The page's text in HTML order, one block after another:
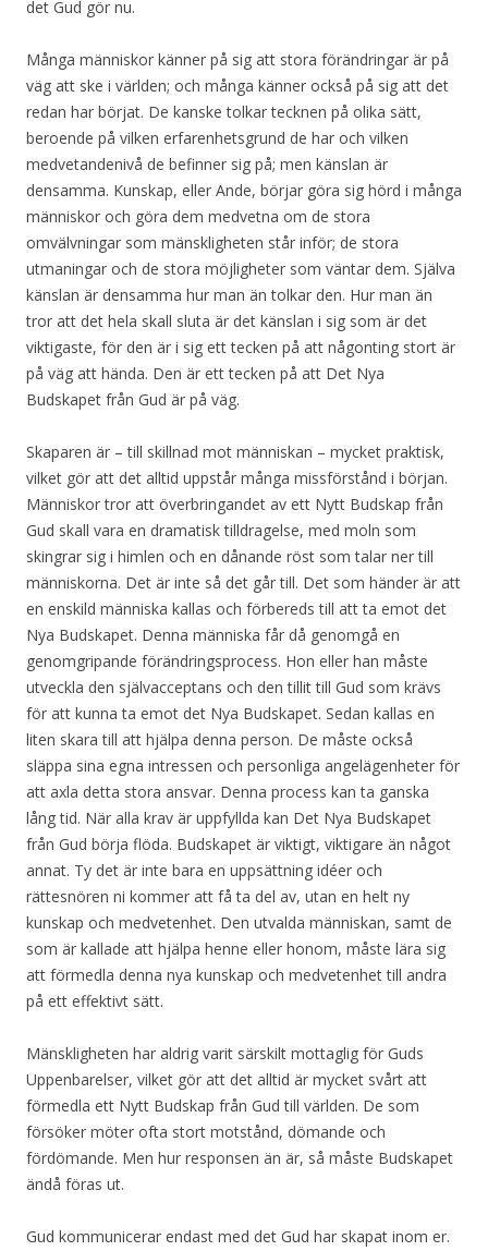
det Gud gör nu.
Många människor känner på sig att stora förändringar är på
väg att ske i världen; och många känner också på sig att det
redan har börjat. De kanske tolkar tecknen på olika sätt,
beroende på vilken erfarenhetsgrund de har och vilken
medvetandenivå de befinner sig på; men känslan är
densamma. Kunskap, eller Ande, börjar göra sig hörd i många
människor och göra dem medvetna om de stora
omvälvningar som mänskligheten står inför; de stora
utmaningar och de stora möjligheter som väntar dem. Själva
känslan är densamma hur man än tolkar den. Hur man än
tror att det hela skall sluta är det känslan i sig som är det
viktigaste, för den är i sig ett tecken på att någonting stort är
på väg att hända. Den är ett tecken på att Det Nya
Budskapet från Gud är på väg.
Skaparen är – till skillnad mot människan – mycket praktisk,
vilket gör att det alltid uppstår många missförstånd i början.
Människor tror att överbringandet av ett Nytt Budskap från
Gud skall vara en dramatisk tilldragelse, med moln som
skingrar sig i himlen och en dånande röst som talar ner till
människorna. Det är inte så det går till. Det som händer är att
en enskild människa kallas och förbereds till att ta emot det
Nya Budskapet. Denna människa får då genomgå en
genomgripande förändringsprocess. Hon eller han måste
utveckla den självacceptans och den tillit till Gud som krävs
för att kunna ta emot det Nya Budskapet. Sedan kallas en
liten skara till att hjälpa denna person. De måste också
släppa sina egna intressen och personliga angelägenheter för
att axla detta stora ansvar. Denna process kan ta ganska
lång tid. När alla krav är uppfyllda kan Det Nya Budskapet
från Gud börja flöda. Budskapet är viktigt, viktigare än något
annat. Ty det är inte bara en uppsättning idéer och
rättesnören ni kommer att få ta del av, utan en helt ny
kunskap och medvetenhet. Den utvalda människan, samt de
som är kallade att hjälpa henne eller honom, måste lära sig
att förmedla denna nya kunskap och medvetenhet till andra
på ett effektivt sätt.
Mänskligheten har aldrig varit särskilt mottaglig för Guds
Uppenbarelser, vilket gör att det alltid är mycket svårt att
förmedla ett Nytt Budskap från Gud till världen. De som
försöker möter ofta stort motstånd, dömande och
fördömande. Men hur responsen än är, så måste Budskapet
ändå föras ut.
Gud kommunicerar endast med det Gud har skapat inom er.